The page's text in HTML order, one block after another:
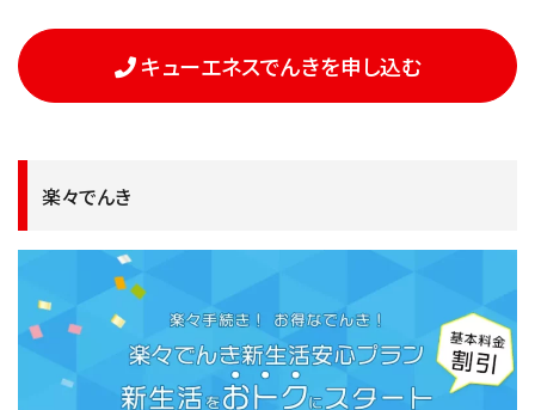
キューエネスでんきを申し込む
楽々でんき